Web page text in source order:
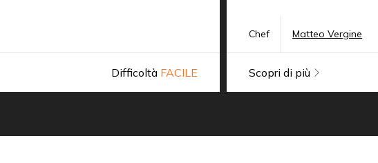
Difficoltà FACILE
Chef Matteo Vergine
Scopri di più